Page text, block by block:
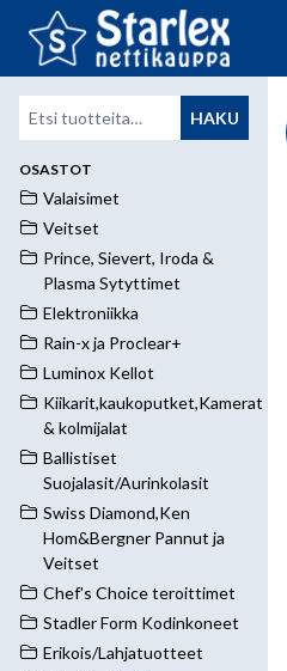
Etsi: HAKU
OSASTOT
Valaisimet
Veitset
Prince, Sievert, Iroda &
Plasma Sytyttimet
Elektroniikka
Rain-x ja Proclear+
Luminox Kellot
Kiikarit,kaukoputket,Kamerat
& kolmijalat
Ballistiset
Suojalasit/Aurinkolasit
Swiss Diamond,Ken
Hom&Bergner Pannut ja
Veitset
Chef's Choice teroittimet
Stadler Form Kodinkoneet
Erikois/Lahjatuotteet